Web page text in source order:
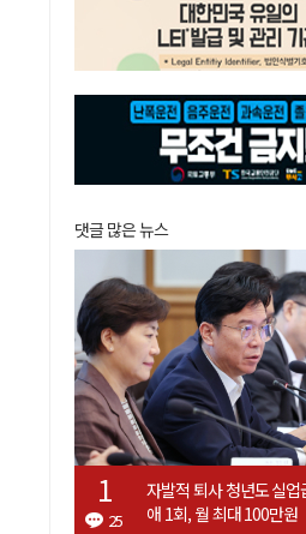
댓글 많은 뉴스
25
자발적 퇴사 청년도 실
애 1회, 월 최대 100만원